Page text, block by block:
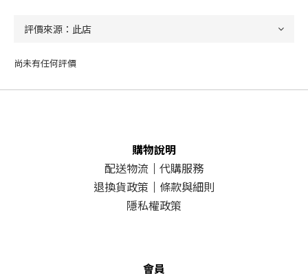
尚未有任何評價
購物說明
配送物流 ｜ 代購服務
退換貨政策 ｜ 條款與細則
隱私權政策
會員